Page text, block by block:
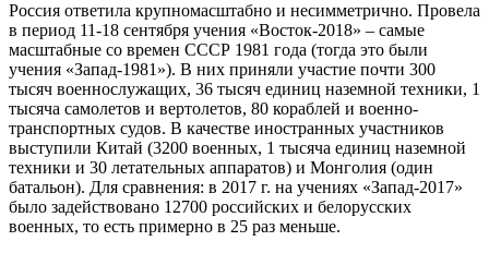
Россия ответила крупномасштабно и несимметрично. Провела
в период 11-18 сентября учения «Восток-2018» – самые
масштабные со времен СССР 1981 года (тогда это были
учения «Запад-1981»). В них приняли участие почти 300
тысяч военнослужащих, 36 тысяч единиц наземной техники, 1
тысяча самолетов и вертолетов, 80 кораблей и военно-
транспортных судов. В качестве иностранных участников
выступили Китай (3200 военных, 1 тысяча единиц наземной
техники и 30 летательных аппаратов) и Монголия (один
батальон). Для сравнения: в 2017 г. на учениях «Запад-2017»
было задействовано 12700 российских и белорусских
военных, то есть примерно в 25 раз меньше.